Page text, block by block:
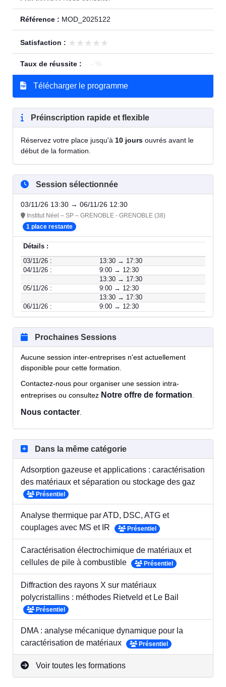
Référence : MOD_2025122
Satisfaction : ★★★★★
★★★★★
Taux de réussite : - %
Télécharger le programme
Préinscription rapide et flexible
Réservez votre place jusqu'à 10 jours ouvrés avant le
début de la formation.
Session sélectionnée
03/11/26 13:30 → 06/11/26 12:30
Institut Néel – SP – GRENOBLE - GRENOBLE (38)
1 place restante
Détails :
03/11/26 :
13:30 → 17:30
04/11/26 :
9:00 → 12:30
13:30 → 17:30
05/11/26 :
9:00 → 12:30
13:30 → 17:30
06/11/26 :
9:00 → 12:30
Prochaines Sessions
Aucune session inter-entreprises n'est actuellement
disponible pour cette formation.
Contactez-nous pour organiser une session intra-
entreprises ou consultez Notre offre de formation.
Nous contacter.
Dans la même catégorie
Adsorption gazeuse et applications : caractérisation
des matériaux et séparation ou stockage des gaz
Présentiel
Analyse thermique par ATD, DSC, ATG et
couplages avec MS et IR
Présentiel
Caractérisation électrochimique de matériaux et
cellules de pile à combustible
Présentiel
Diffraction des rayons X sur matériaux
polycristallins : méthodes Rietveld et Le Bail
Présentiel
DMA : analyse mécanique dynamique pour la
caractérisation de matériaux
Présentiel
Voir toutes les formations